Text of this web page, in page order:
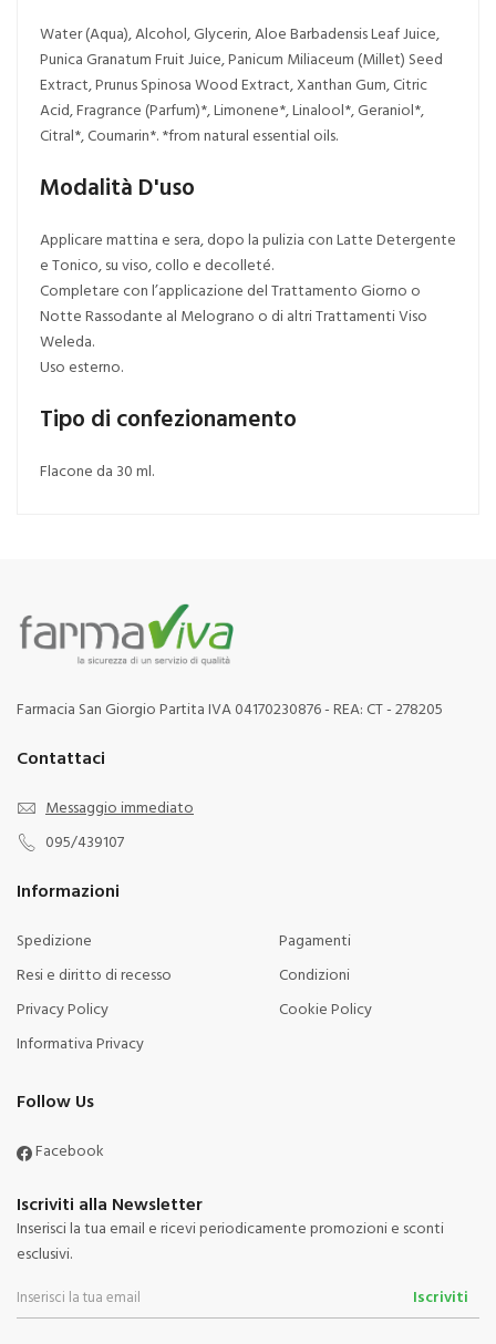
Water (Aqua), Alcohol, Glycerin, Aloe Barbadensis Leaf Juice,
Punica Granatum Fruit Juice, Panicum Miliaceum (Millet) Seed
Extract, Prunus Spinosa Wood Extract, Xanthan Gum, Citric
Acid, Fragrance (Parfum)*, Limonene*, Linalool*, Geraniol*,
Citral*, Coumarin*. *from natural essential oils.
Modalità D'uso
Applicare mattina e sera, dopo la pulizia con Latte Detergente
e Tonico, su viso, collo e decolleté.
Completare con l’applicazione del Trattamento Giorno o
Notte Rassodante al Melograno o di altri Trattamenti Viso
Weleda.
Uso esterno.
Tipo di confezionamento
Flacone da 30 ml.
Farmacia San Giorgio Partita IVA 04170230876 - REA: CT - 278205
Contattaci
Messaggio immediato
095/439107
Informazioni
Spedizione
Pagamenti
Resi e diritto di recesso
Condizioni
Privacy Policy
Cookie Policy
Informativa Privacy
Follow Us
Facebook
Iscriviti alla Newsletter
Inserisci la tua email e ricevi periodicamente promozioni e sconti
esclusivi.
Iscriviti